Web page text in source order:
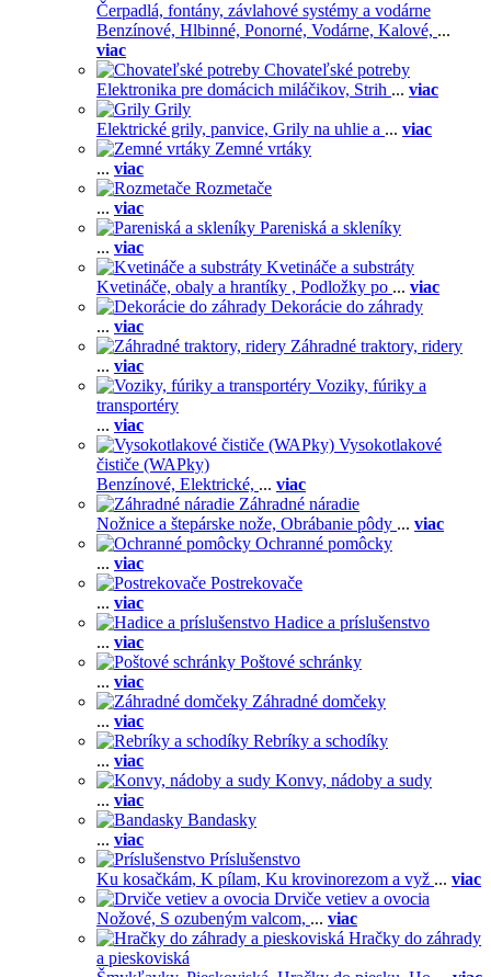
Čerpadlá, fontány, závlahové systémy a vodárne
Benzínové, Hlbinné, Ponorné, Vodárne, Kalové, ...
viac
Chovateľské potreby
Elektronika pre domácich miláčikov, Strih ... viac
Grily
Elektrické grily, panvice, Grily na uhlie a ... viac
Zemné vrtáky
... viac
Rozmetače
... viac
Pareniská a skleníky
... viac
Kvetináče a substráty
Kvetináče, obaly a hrantíky , Podložky po ... viac
Dekorácie do záhrady
... viac
Záhradné traktory, ridery
... viac
Voziky, fúriky a
transportéry
... viac
Vysokotlakové
čističe (WAPky)
Benzínové, Elektrické, ... viac
Záhradné náradie
Nožnice a štepárske nože, Obrábanie pôdy ... viac
Ochranné pomôcky
... viac
Postrekovače
... viac
Hadice a príslušenstvo
... viac
Poštové schránky
... viac
Záhradné domčeky
... viac
Rebríky a schodíky
... viac
Konvy, nádoby a sudy
... viac
Bandasky
... viac
Príslušenstvo
Ku kosačkám, K pílam, Ku krovinorezom a vyž ... viac
Drviče vetiev a ovocia
Nožové, S ozubeným valcom, ... viac
Hračky do záhrady
a pieskoviská